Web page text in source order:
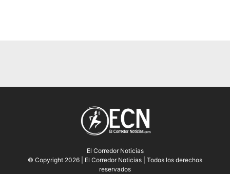
El Corredor Noticias
© Copyright 2026 | El Corredor Noticias | Todos los derechos
reservados